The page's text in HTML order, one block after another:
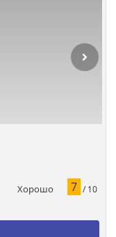
Хорошо 7 / 10